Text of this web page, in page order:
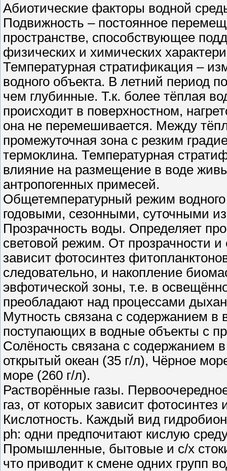
Абиотические факторы водной
Подвижность – постоянное
пространстве, способствующее
физических и химических
Температурная стратификация –
водного объекта. В летний период
чем глубинные. Т.к. более тёплая
происходит в поверхностном,
она не перемешивается. Между
промежуточная зона с резким
термоклина. Температурная
влияние на размещение в воде
антропогенных примесей.
Общетемпературный режим
годовыми, сезонными, суточными
Прозрачность воды. Определяет
световой режим. От прозрачности и
зависит фотосинтез
следовательно, и накопление
эвфотической зоны, т.е. в
преобладают над процессами
Мутность связана с содержанием
поступающих в водные объекты с
Солёность связана с содержанием
открытый океан (35 г/л), Чёрное
море (260 г/л).
Растворённые газы.
газ, от которых зависит
Кислотность. Каждый вид
ph: одни предпочитают кислую
Промышленные, бытовые и с/х
что приводит к смене одних групп